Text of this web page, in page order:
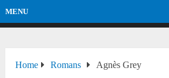
MENU
Home Romans Agnès Grey